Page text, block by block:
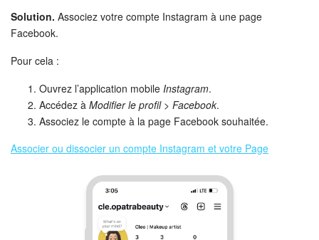
Solution. Associez votre compte Instagram à une page
Facebook.
Pour cela :
Ouvrez l’application mobile Instagram.
Accédez à Modifier le profil> Facebook.
Associez le compte à la page Facebook souhaitée.
Associer ou dissocier un compte Instagram et votre Page